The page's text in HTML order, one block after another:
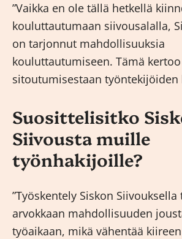
”Vaikka en ole tällä hetkellä
kouluttautumaan siivousalalla,
on tarjonnut mahdollisuuksia
kouluttautumiseen. Tämä
sitoutumisestaan työntekijöiden
Suosittelisitko
Siivousta muille
työnhakijoille?
”Työskentely Siskon
arvokkaan mahdollisuuden
työaikaan, mikä vähentää